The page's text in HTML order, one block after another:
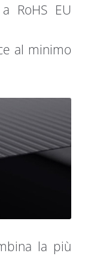
RoHS EU
al minimo
la più